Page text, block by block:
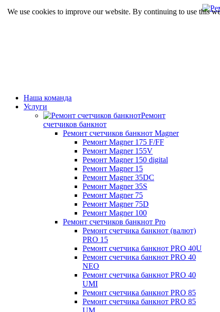
Наша команда
Услуги
Ремонт
счетчиков банкнот
Ремонт счетчиков банкнот Magner
Ремонт Magner 175 F/FF
Ремонт Magner 155V
Ремонт Magner 150 digital
Ремонт Magner 15
Ремонт Magner 35DC
Ремонт Magner 35S
Ремонт Magner 75
Ремонт Magner 75D
Ремонт Magner 100
Ремонт счетчиков банкнот Pro
Ремонт счетчика банкнот (валют)
PRO 15
Ремонт счетчика банкнот PRO 40U
Ремонт счетчика банкнот PRO 40
NEO
Ремонт счетчика банкнот PRO 40
UMI
Ремонт счетчика банкнот PRO 85
Ремонт счетчика банкнот PRO 85
UM
We use cookies to improve our website. By continuing to use this